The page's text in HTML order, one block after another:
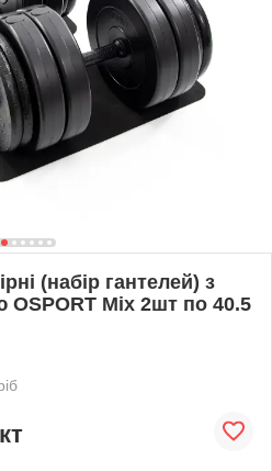
(набір гантелей) з
OSPORT Mix 2шт по 40.5